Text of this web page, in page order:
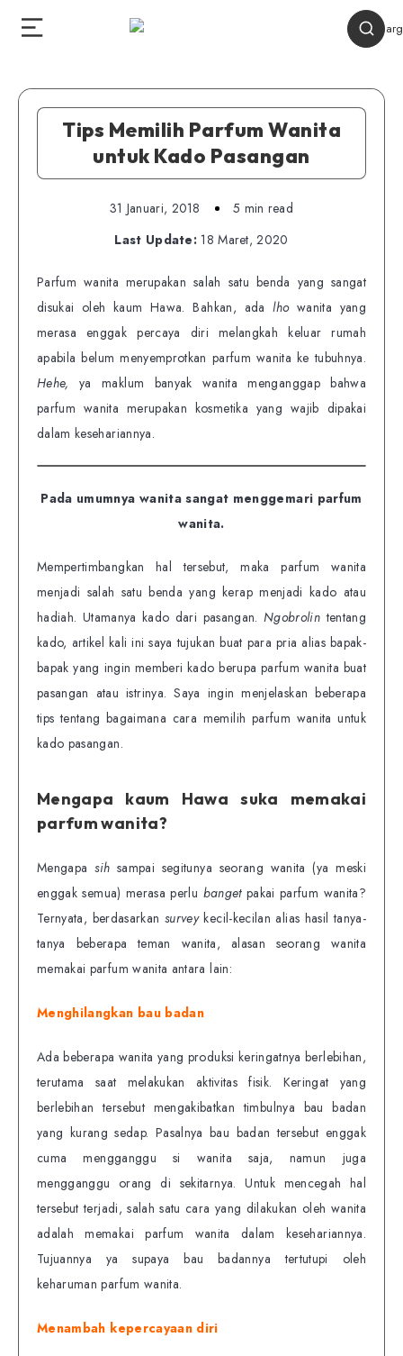
Tips Memilih Parfum Wanita
untuk Kado Pasangan
31 Januari, 2018
5 min read
Last Update: 18 Maret, 2020
Parfum wanita merupakan salah satu benda yang sangat
disukai oleh kaum Hawa. Bahkan, adalhowanita yang
merasa enggak percaya diri melangkah keluar rumah
apabila belum menyemprotkan parfum wanita ke tubuhnya.
Hehe, ya maklum banyak wanita menganggap bahwa
parfum wanita merupakan kosmetika yang wajib dipakai
dalam kesehariannya.
Pada umumnya wanita sangat menggemari parfum
wanita.
Mempertimbangkan hal tersebut, maka parfum wanita
menjadi salah satu benda yang kerap menjadi kado atau
hadiah. Utamanya kado dari pasangan.Ngobrolintentang
kado, artikel kali ini saya tujukan buat para pria alias bapak-
bapak yang ingin memberi kado berupa parfum wanita buat
pasangan atau istrinya. Saya ingin menjelaskan beberapa
tips tentang bagaimana cara memilih parfum wanita untuk
kado pasangan.
Mengapa kaum Hawa suka memakai
parfum wanita?
Mengapasih sampai segitunya seorang wanita (ya meski
enggak semua) merasa perlu bangetpakai parfum wanita?
Ternyata, berdasarkan surveykecil-kecilan alias hasil tanya-
tanya beberapa teman wanita, alasan seorang wanita
memakai parfum wanita antara lain:
Menghilangkan bau badan
Ada beberapa wanita yang produksi keringatnya berlebihan,
terutama saat melakukan aktivitas fisik. Keringat yang
berlebihan tersebut mengakibatkan timbulnya bau badan
yang kurang sedap. Pasalnya bau badan tersebut enggak
cuma mengganggu si wanita saja, namun juga
mengganggu orang di sekitarnya. Untuk mencegah hal
tersebut terjadi, salah satu cara yang dilakukan oleh wanita
adalah memakai parfum wanita dalam kesehariannya.
Tujuannya ya supaya bau badannya tertutupi oleh
keharuman parfum wanita.
Menambah kepercayaan diri